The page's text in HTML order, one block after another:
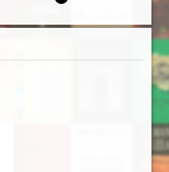
w XVI-wiecznej